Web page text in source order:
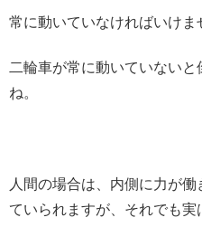
常に動いていなければいけま
二輪車が常に動いていない
ね。
人間の場合は、内側に力が
ていられますが、それでも